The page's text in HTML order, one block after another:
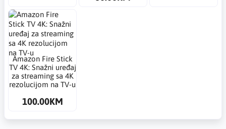
Amazon Fire Stick
TV 4K: Snažni uređaj
za streaming sa 4K
rezolucijom na TV-u
100.00KM